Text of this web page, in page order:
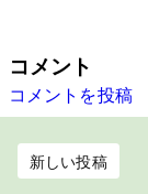
コメント
コメントを投稿
新しい投稿